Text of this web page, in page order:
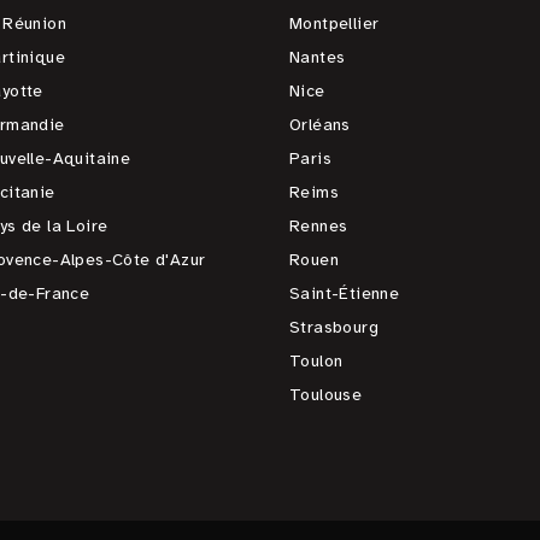
Aquitaine
de la Loire
Alpes-Côte d'Azur
de-France
Montpellier
Nantes
Nice
Orléans
Paris
Reims
Rennes
Rouen
Saint-Étienne
Strasbourg
Toulon
Toulouse